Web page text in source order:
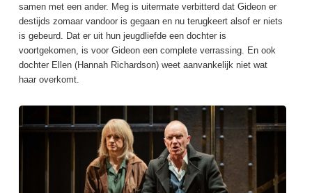
samen met een ander. Meg is uitermate verbitterd dat Gideon er
destijds zomaar vandoor is gegaan en nu terugkeert alsof er niets
is gebeurd. Dat er uit hun jeugdliefde een dochter is
voortgekomen, is voor Gideon een complete verrassing. En ook
dochter Ellen (Hannah Richardson) weet aanvankelijk niet wat
haar overkomt.